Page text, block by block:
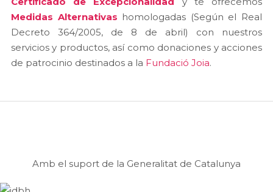
Medidas Alternativas homologadas (Según el Real
Decreto 364/2005, de 8 de abril) con nuestros
servicios y productos, así como donaciones y acciones
de patrocinio destinados a la Fundació Joia.
Amb el suport de la Generalitat de Catalunya